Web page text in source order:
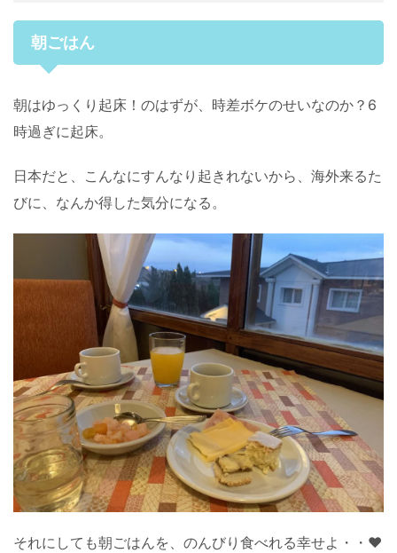
朝ごはん
朝はゆっくり起床！のはずが、時差ボケのせいなのか？6
時過ぎに起床。
日本だと、こんなにすんなり起きれないから、海外来るた
びに、なんか得した気分になる。
それにしても朝ごはんを、のんびり食べれる幸せよ・・♥